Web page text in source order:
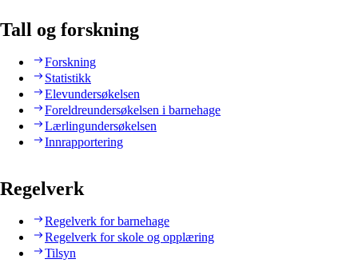
Tall og forskning
Forskning
Statistikk
Elevundersøkelsen
Foreldreundersøkelsen i barnehage
Lærlingundersøkelsen
Innrapportering
Regelverk
Regelverk for barnehage
Regelverk for skole og opplæring
Tilsyn